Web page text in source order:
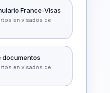
France-Visas
en visados de
documentos
en visados de